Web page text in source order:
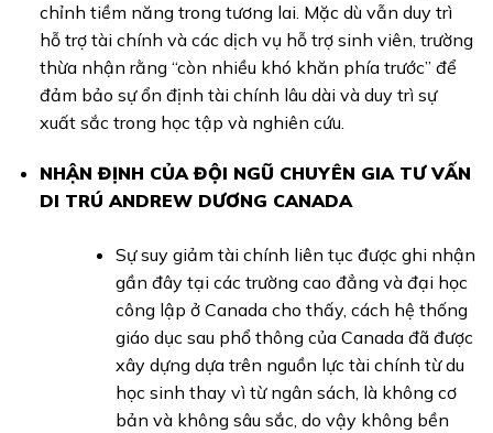
chỉnh tiềm năng trong tương lai. Mặc dù vẫn duy trì
hỗ trợ tài chính và các dịch vụ hỗ trợ sinh viên, trường
thừa nhận rằng “còn nhiều khó khăn phía trước” để
đảm bảo sự ổn định tài chính lâu dài và duy trì sự
xuất sắc trong học tập và nghiên cứu.
NHẬN ĐỊNH CỦA ĐỘI NGŨ CHUYÊN GIA TƯ VẤN
DI TRÚ ANDREW DƯƠNG CANADA
Sự suy giảm tài chính liên tục được ghi nhận
gần đây tại các trường cao đẳng và đại học
công lập ở Canada cho thấy, cách hệ thống
giáo dục sau phổ thông của Canada đã được
xây dựng dựa trên nguồn lực tài chính từ du
học sinh thay vì từ ngân sách, là không cơ
bản và không sâu sắc, do vậy không bền